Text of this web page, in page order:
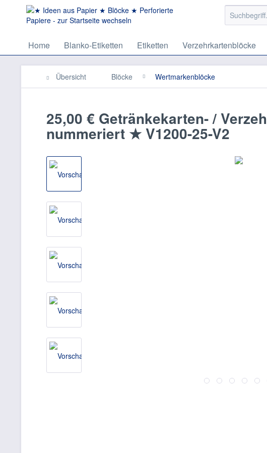
Home Blanko-Etiketten Etiketten Verzehrkartenblöcke
Übersicht Blöcke Wertmarkenblöcke
25,00 € Getränkekarten- /
nummeriert ★ V1200-25-V2